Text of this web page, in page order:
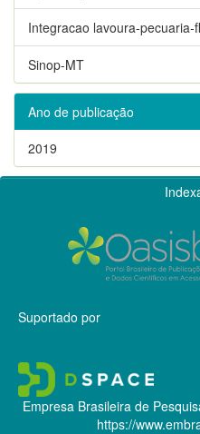
Integracao lavoura-pecuaria-
Sinop-MT
Ano de publicação
2019
Suportado por
Empresa Brasileira de
https://